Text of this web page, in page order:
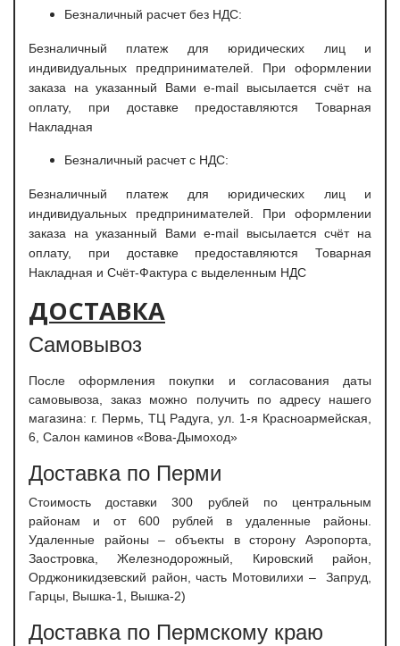
Безналичный расчет без НДС:
Безналичный платеж для юридических лиц и
индивидуальных предпринимателей. При оформлении
заказа на указанный Вами e-mail высылается счёт на
оплату, при доставке предоставляются Товарная
Накладная
Безналичный расчет с НДС:
Безналичный платеж для юридических лиц и
индивидуальных предпринимателей. При оформлении
заказа на указанный Вами e-mail высылается счёт на
оплату, при доставке предоставляются Товарная
Накладная и Счёт-Фактура с выделенным НДС
ДОСТАВКА
Самовывоз
После оформления покупки и согласования даты
самовывоза, заказ можно получить по адресу нашего
магазина: г. Пермь, ТЦ Радуга, ул. 1-я Красноармейская,
6, Салон каминов «Вова-Дымоход»
Доставка по Перми
Стоимость доставки 300 рублей по центральным
районам и от 600 рублей в удаленные районы.
Удаленные районы – объекты в сторону Аэропорта,
Заостровка, Железнодорожный, Кировский район,
Орджоникидзевский район, часть Мотовилихи – Запруд,
Гарцы, Вышка-1, Вышка-2)
Доставка по Пермскому краю